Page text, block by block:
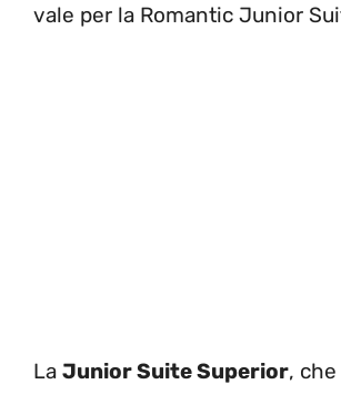
vale per la Romantic Junior
La Junior Suite Superior,